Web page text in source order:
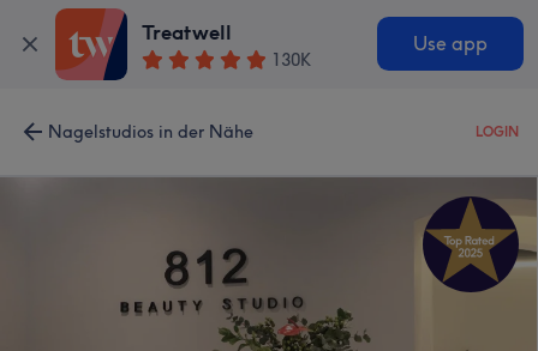
Treatwell
130K
Use app
Nagelstudios in der Nähe LOGIN